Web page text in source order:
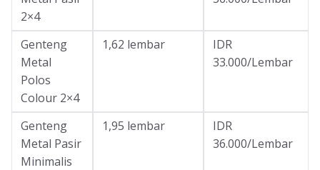
2×4
Genteng
Metal
Polos
Colour 2×4
1,62 lembar
IDR
33.000/Lembar
Genteng
Metal Pasir
Minimalis
1,95 lembar
IDR
36.000/Lembar